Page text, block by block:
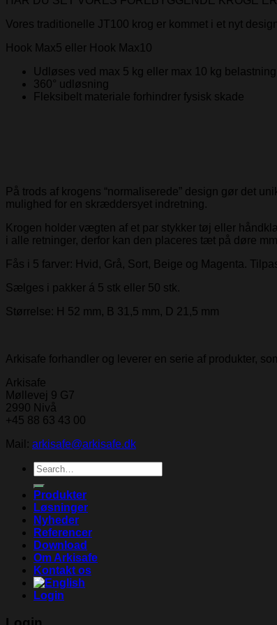
Vores traditionelle JT100 krog er kommet i et nyt
Hook Max5 eller Hook Max10
Udløses ved max 5 kg eller max 10 kg belastning
360° udløsning
Fleksibelt materiale forhindrer fysisk skade
På trods af krogens “normaliserede” design gør det
mulighed for en skræddersyet indretning.
Krogen holder vægten af ​​et par stykker tøj eller
i alle retninger, derfor kan den placeres tæt på døre
Fås i 5 farver: Hvid, Grå, Sort, Beige og Magenta.
Sælges i pakker á 5 stk eller 50 stk.
Størrelse: H 52 mm, B 31,5 mm, D 21,5 mm
Arkisafe forhandler og leverer en serie af produkter,
Arkisafe
Møllevej 9 G7
2990 Nivå
+45 88 63 43 00
Mail: arkisafe@arkisafe.dk
Search
for:
Produkter
Løsninger
Nyheder
Referencer
Download
Om Arkisafe
Kontakt os
Login